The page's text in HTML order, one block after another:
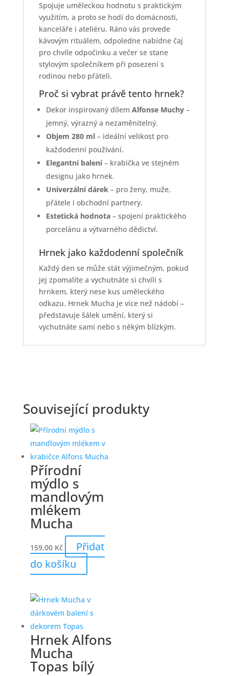
Spojuje uměleckou hodnotu s praktickým
využitím, a proto se hodí do domácnosti,
kanceláře i ateliéru. Ráno vás provede
kávovým rituálem, odpoledne nabídne čaj
pro chvíle odpočinku a večer se stane
stylovým společníkem při posezení s
rodinou nebo přáteli.
Proč si vybrat právě tento hrnek?
Dekor inspirovaný dílem Alfonse Muchy–
jemný, výrazný a nezaměnitelný.
Objem 280 ml– ideální velikost pro
každodenní používání.
Elegantní balení– krabička ve stejném
designu jako hrnek.
Univerzální dárek– pro ženy, muže,
přátele i obchodní partnery.
Estetická hodnota– spojení praktického
porcelánu a výtvarného dědictví.
Hrnek jako každodenní společník
Každý den se může stát výjimečným, pokud
jej zpomalíte a vychutnáte si chvíli s
hrnkem, který nese kus uměleckého
odkazu. Hrnek Mucha je více než nádobí –
představuje šálek umění, který si
vychutnáte sami nebo s někým blízkým.
Související produkty
Přírodní
mýdlo s
mandlovým
mlékem
Mucha
159,00 Kč
Přidat
do košíku
Hrnek Alfons
Mucha
Topas bílý